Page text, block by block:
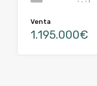
Venta
1.195.000€